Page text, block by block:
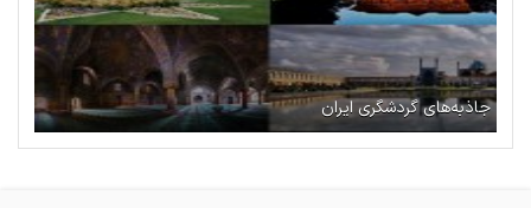
جاذبه‌های گردشگری ایران